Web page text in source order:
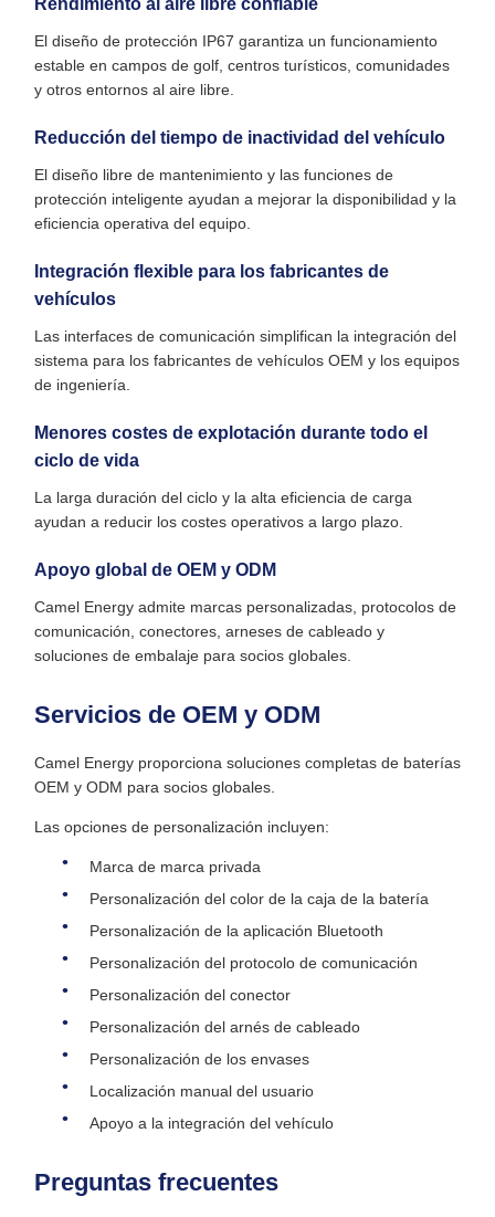
Rendimiento al aire libre confiable
El diseño de protección IP67 garantiza un funcionamiento
estable en campos de golf, centros turísticos, comunidades
y otros entornos al aire libre.
Reducción del tiempo de inactividad del vehículo
El diseño libre de mantenimiento y las funciones de
protección inteligente ayudan a mejorar la disponibilidad y la
eficiencia operativa del equipo.
Integración flexible para los fabricantes de
vehículos
Las interfaces de comunicación simplifican la integración del
sistema para los fabricantes de vehículos OEM y los equipos
de ingeniería.
Menores costes de explotación durante todo el
ciclo de vida
La larga duración del ciclo y la alta eficiencia de carga
ayudan a reducir los costes operativos a largo plazo.
Apoyo global de OEM y ODM
Camel Energy admite marcas personalizadas, protocolos de
comunicación, conectores, arneses de cableado y
soluciones de embalaje para socios globales.
Servicios de OEM y ODM
Camel Energy proporciona soluciones completas de baterías
OEM y ODM para socios globales.
Las opciones de personalización incluyen:
Marca de marca privada
Personalización del color de la caja de la batería
Personalización de la aplicación Bluetooth
Personalización del protocolo de comunicación
Personalización del conector
Personalización del arnés de cableado
Personalización de los envases
Localización manual del usuario
Apoyo a la integración del vehículo
Preguntas frecuentes